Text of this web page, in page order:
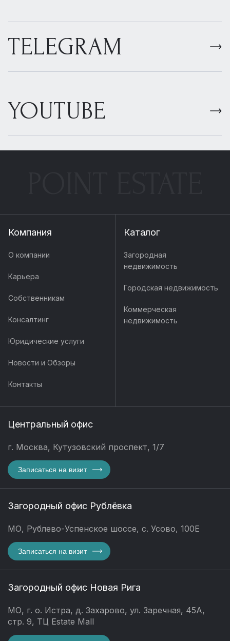
TELEGRAM
YOUTUBE
Компания
О компании
Карьера
Собственникам
Консалтинг
Юридические услуги
Новости и Обзоры
Контакты
Каталог
Загородная
недвижимость
Городская недвижимость
Коммерческая
недвижимость
Центральный офис
г. Москва, Кутузовский проспект, 1/7
Записаться на визит
Загородный офис Рублёвка
МО, Рублево-Успенское шоссе, с. Усово, 100Е
Записаться на визит
Загородный офис Новая Рига
МО, г. о. Истра, д. Захарово, ул. Заречная, 45А,
стр. 9, ТЦ Estate Mall